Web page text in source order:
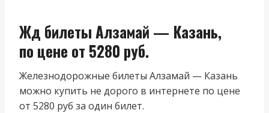
Жд билеты Алзамай — Казань,
по цене от 5280 руб.
Железнодорожные билеты Алзамай — Казань
можно купить не дорого в интернете по цене
от 5280 руб за один билет.